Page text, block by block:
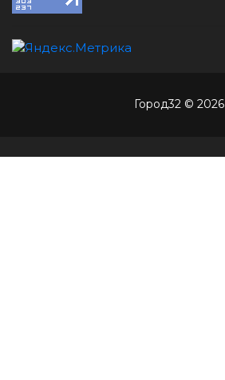
Город32 © 2026